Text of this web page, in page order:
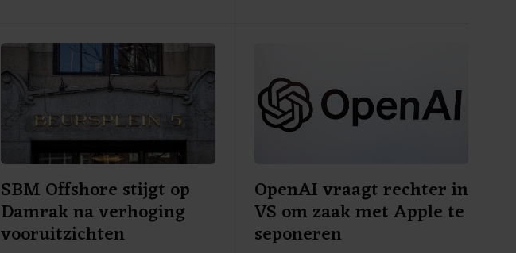
SBM Offshore stijgt op
Damrak na verhoging
vooruitzichten
OpenAI vraagt rechter in
VS om zaak met Apple te
seponeren